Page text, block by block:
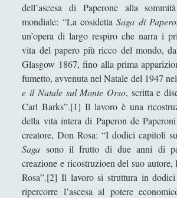
► Un Po’ Di Narrativa(7)
► Attualità (12)
Azione Filosofica (4)
► Cinema e Serie(15)
► Collana di Scuola Filosofica (13)
► Didattica(7)
► Economia(9)
► Filologia (4)
► Geopolitica(11)
dell’ascesa di Paperone alla
mondiale: “La cosidettaSaga di
un’opera di largo respiro che narra i
vita del papero più ricco del mondo,
Glasgow 1867, fino alla prima
fumetto, avvenuta nel Natale del 1947
e il Natale sul Monte Orso, scritta e
Carl Barks”.[1] Il lavoro è una
della vita intera di Paperon de
creatore, Don Rosa: “I dodici capitoli
Saga sono il frutto di due anni di
creazione e ricostruzioen del suo autore,
Rosa”.[2] Il lavoro si struttura in
ripercorre l’ascesa al potere